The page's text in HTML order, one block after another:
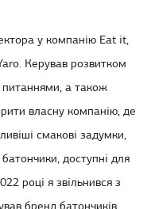
у компанію Eat it,
Керував розвитком
питаннями, а також
власну компанію, де
смакові задумки,
доступні для
році я звільнився з